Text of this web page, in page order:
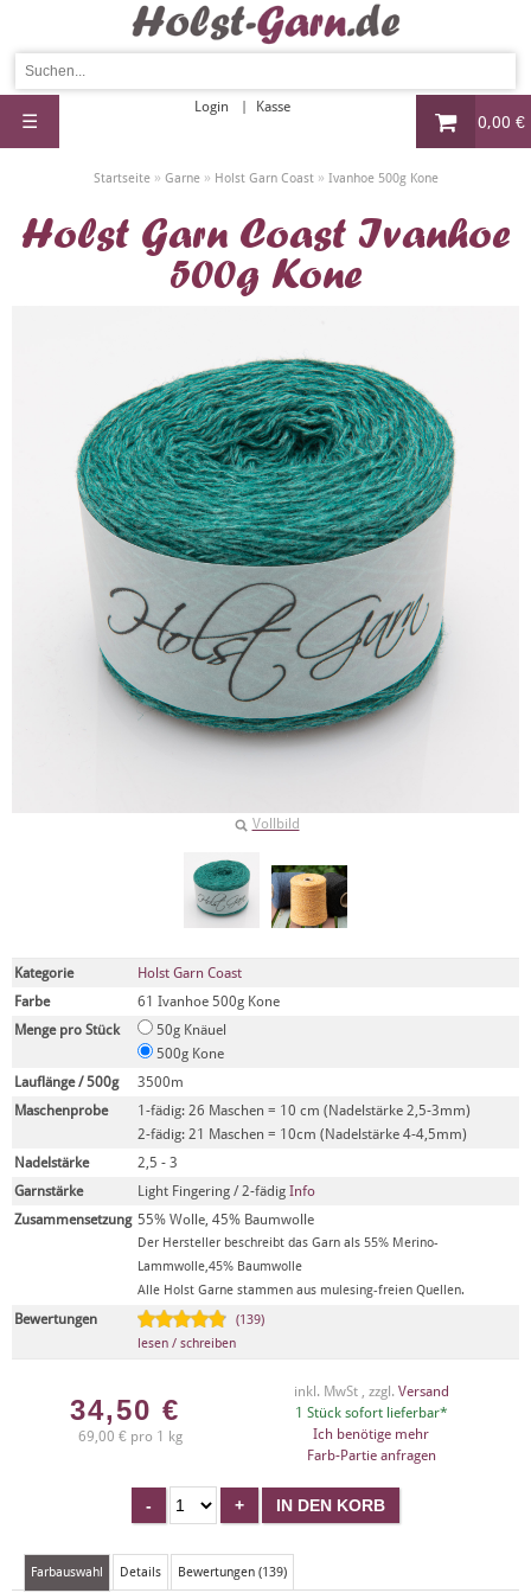
0,00 €
Login Kasse
☰
Startseite» Garne» Holst Garn Coast» Ivanhoe 500g Kone
Holst Garn Coast Ivanhoe
500g Kone
Vollbild
Kategorie
Holst Garn Coast
Farbe
61 Ivanhoe 500g Kone
Menge pro Stück
50g Knäuel
500g Kone
Lauflänge / 500g
3500m
Maschenprobe
1-fädig: 26 Maschen = 10 cm (Nadelstärke 2,5-3mm)
2-fädig: 21 Maschen = 10cm (Nadelstärke 4-4,5mm)
Nadelstärke
2,5 - 3
Garnstärke
Light Fingering / 2-fädig Info
Zusammensetzung 55% Wolle, 45% Baumwolle
Der Hersteller beschreibt das Garn als 55% Merino-
Lammwolle,45% Baumwolle
Alle Holst Garne stammen aus mulesing-freien Quellen.
Bewertungen
(139)
lesen / schreiben
34,50 €
69,00 € pro 1 kg
inkl. MwSt , zzgl. Versand
1 Stück sofort lieferbar*
Ich benötige mehr
Farb-Partie anfragen
Farbauswahl Details Bewertungen (139)